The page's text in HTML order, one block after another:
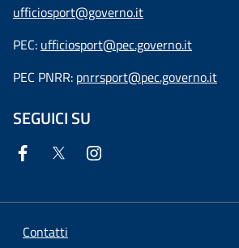
ufficiosport@governo.it
PEC: ufficiosport@pec.governo.it
PEC PNRR: pnrrsport@pec.governo.it
SEGUICI SU
Contatti